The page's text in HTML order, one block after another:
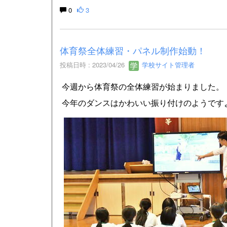
0 3
体育祭全体練習・パネル制作始動！
投稿日時 : 2023/04/26 学校サイト管理者
今週から体育祭の全体練習が始まりました。
今年のダンスはかわいい振り付けのようです